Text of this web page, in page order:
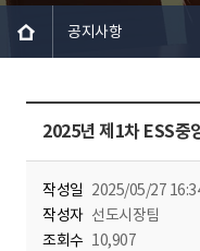
공지사항
2025년 제1차 ESS중
작성일 2025/05/27
작성자 선도시장팀
조회수 10,907